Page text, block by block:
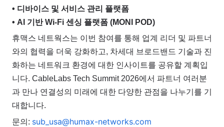
• 디바이스 및 서비스 관리 플랫폼
• AI 기반 Wi-Fi 센싱 플랫폼 (MONI POD)
휴맥스 네트웍스는 이번 참여를 통해 업계 리더 및 파트너
와의 협력을 더욱 강화하고, 차세대 브로드밴드 기술과 진
화하는 네트워크 환경에 대한 인사이트를 공유할 계획입
니다. CableLabs Tech Summit 2026에서 파트너 여러분
과 만나 연결성의 미래에 대한 다양한 관점을 나누기를 기
대합니다.
문의: sub_usa@humax-networks.com